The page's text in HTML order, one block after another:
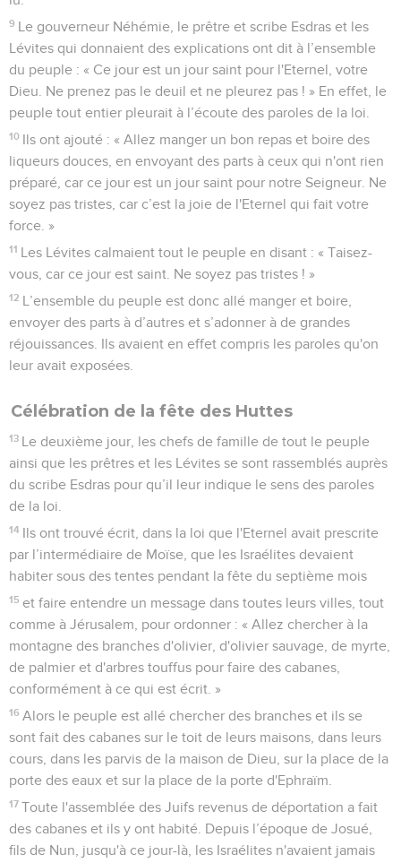
9 Le gouverneur Néhémie, le prêtre et scribe Esdras et les
Lévites qui donnaient des explications ont dit à l’ensemble
du peuple : « Ce jour est un jour saint pour l'Eternel, votre
Dieu. Ne prenez pas le deuil et ne pleurez pas ! » En effet, le
peuple tout entier pleurait à l’écoute des paroles de la loi.
10 Ils ont ajouté : « Allez manger un bon repas et boire des
liqueurs douces, en envoyant des parts à ceux qui n'ont rien
préparé, car ce jour est un jour saint pour notre Seigneur. Ne
soyez pas tristes, car c’est la joie de l'Eternel qui fait votre
force. »
11 Les Lévites calmaient tout le peuple en disant : « Taisez-
vous, car ce jour est saint. Ne soyez pas tristes ! »
12 L’ensemble du peuple est donc allé manger et boire,
envoyer des parts à d’autres et s’adonner à de grandes
réjouissances. Ils avaient en effet compris les paroles qu'on
leur avait exposées.
Célébration de la fête des Huttes
13 Le deuxième jour, les chefs de famille de tout le peuple
ainsi que les prêtres et les Lévites se sont rassemblés auprès
du scribe Esdras pour qu’il leur indique le sens des paroles
de la loi.
14 Ils ont trouvé écrit, dans la loi que l'Eternel avait prescrite
par l’intermédiaire de Moïse, que les Israélites devaient
habiter sous des tentes pendant la fête du septième mois
15 et faire entendre un message dans toutes leurs villes, tout
comme à Jérusalem, pour ordonner : « Allez chercher à la
montagne des branches d'olivier, d'olivier sauvage, de myrte,
de palmier et d'arbres touffus pour faire des cabanes,
conformément à ce qui est écrit. »
16 Alors le peuple est allé chercher des branches et ils se
sont fait des cabanes sur le toit de leurs maisons, dans leurs
cours, dans les parvis de la maison de Dieu, sur la place de la
porte des eaux et sur la place de la porte d'Ephraïm.
17 Toute l'assemblée des Juifs revenus de déportation a fait
des cabanes et ils y ont habité. Depuis l’époque de Josué,
fils de Nun, jusqu'à ce jour-là, les Israélites n'avaient jamais